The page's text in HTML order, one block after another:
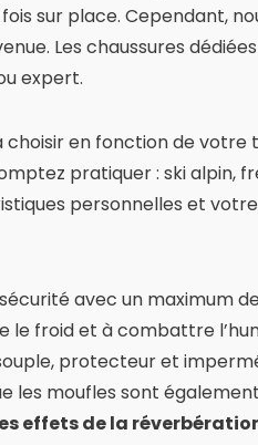
sur place. Cependant,
Les chaussures
expert.
choisir en fonction de votre
pratiquer : ski alpin,
personnelles et
avec un maximum
le froid et à combattre
protecteur et
les moufles sont
effets de la